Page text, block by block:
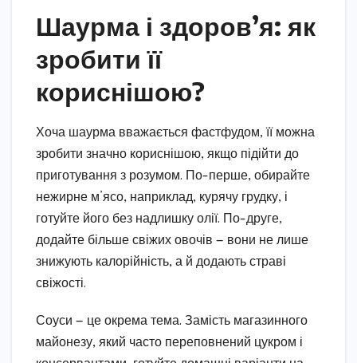
Шаурма і здоров’я: як
зробити її
кориснішою?
Хоча шаурма вважається фастфудом, її можна
зробити значно кориснішою, якщо підійти до
приготування з розумом. По-перше, обирайте
нежирне м’ясо, наприклад, курячу грудку, і
готуйте його без надлишку олії. По-друге,
додайте більше свіжих овочів — вони не лише
знижують калорійність, а й додають страві
свіжості.
Соуси — це окрема тема. Замість магазинного
майонезу, який часто переповнений цукром і